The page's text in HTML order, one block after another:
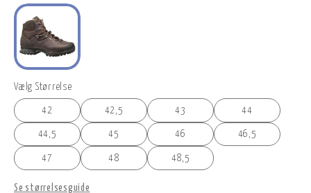
Vælg Størrelse
42 42,5 43 44
44,5 45 46 46,5
47 48 48,5
Se størrelsesguide